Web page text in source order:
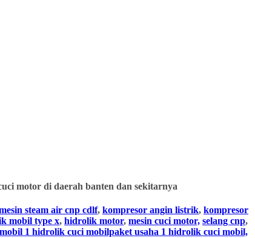
motor di daerah banten dan sekitarnya
steam air cnp cdlf, kompresor angin listrik, kompresor
mobil type x, hidrolik motor, mesin cuci motor, selang cnp,
1 hidrolik cuci mobilpaket usaha 1 hidrolik cuci mobil,